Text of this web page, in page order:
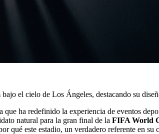
ha redefinido la experiencia de eventos
natural para la gran final de la FIFA World
qué este estadio, un verdadero referente en